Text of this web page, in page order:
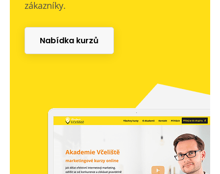
zákazníky.
Nabídka kurzů